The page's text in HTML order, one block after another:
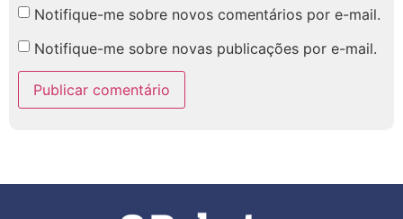
Notifique-me sobre novos comentários por e-mail.
Notifique-me sobre novas publicações por e-mail.